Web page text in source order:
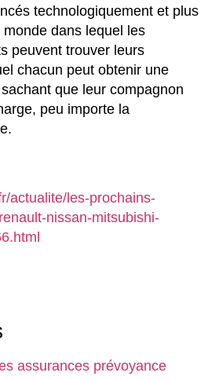
technologiquement et plus
dans lequel les
peuvent trouver leurs
chacun peut obtenir une
que leur compagnon
peu importe la
actualite/les-prochains-
nissan-mitsubishi-
assurances prévoyance